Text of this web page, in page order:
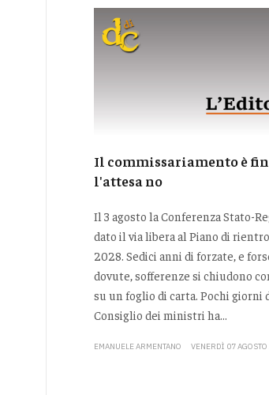
Il commissariamento è
l'attesa no
Il 3 agosto la Conferenza Stato-
dato il via libera al Piano di
2028. Sedici anni di forzate, e
dovute, sofferenze si chiudono
su un foglio di carta. Pochi giorni
Consiglio dei ministri ha...
EMANUELE ARMENTANO VENERDÌ 07